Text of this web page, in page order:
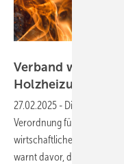
Verband warnt
Holzheizungen
27.02.2025 - Die geplante
Verordnung für
wirtschaftliche Folgen
warnt davor, dass ein